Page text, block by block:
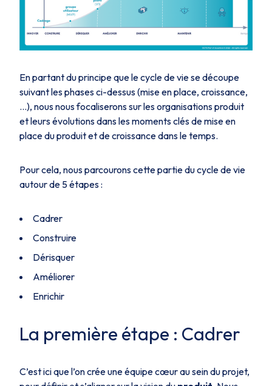
En partant du principe que le cycle de vie se découpe
suivant les phases ci-dessus (mise en place, croissance,
…), nous nous focaliserons sur les organisations produit
et leurs évolutions dans les moments clés de mise en
place du produit et de croissance dans le temps.
Pour cela, nous parcourons cette partie du cycle de vie
autour de 5 étapes :
Cadrer
Construire
Dérisquer
Améliorer
Enrichir
La première étape : Cadrer
C’est ici que l’on crée une équipe cœur au sein du projet,